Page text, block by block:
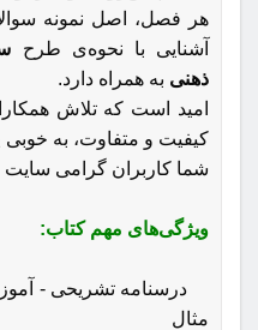
هر فصل، اصل نمونه
آشنایی با نحوه‌ی طرح
ذهنی به همراه دارد.
امید است که تلاش
کیفیت و متفاوت، به خوبی
شما کاربران گرامی سایت
ویژگی‌های مهم کتاب:
مثال